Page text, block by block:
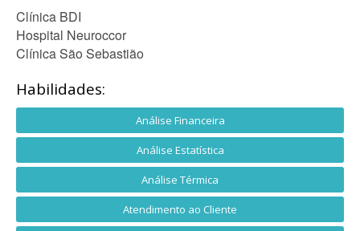
Clínica BDI
Hospital Neuroccor
Clínica São Sebastião
Habilidades:
Análise Financeira
Análise Estatística
Análise Térmica
Atendimento ao Cliente